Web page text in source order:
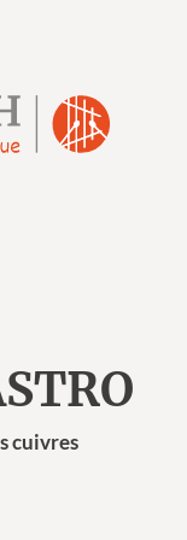
cuivres